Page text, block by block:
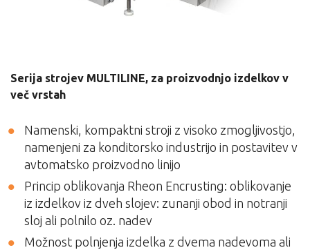
Serija strojev MULTILINE, za proizvodnjo izdelkov v
več vrstah
Namenski, kompaktni stroji z visoko zmogljivostjo,
namenjeni za konditorsko industrijo in postavitev v
avtomatsko proizvodno linijo
Princip oblikovanja Rheon Encrusting: oblikovanje
iz izdelkov iz dveh slojev: zunanji obod in notranji
sloj ali polnilo oz. nadev
Možnost polnjenja izdelka z dvema nadevoma ali